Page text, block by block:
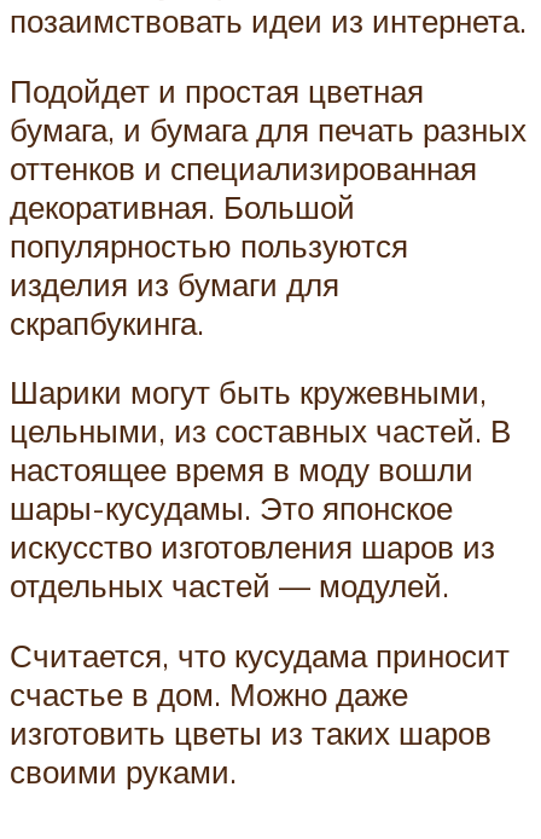
позаимствовать идеи из интернета.
Подойдет и простая цветная
бумага, и бумага для печать разных
оттенков и специализированная
декоративная. Большой
популярностью пользуются
изделия из бумаги для
скрапбукинга.
Шарики могут быть кружевными,
цельными, из составных частей. В
настоящее время в моду вошли
шары-кусудамы. Это японское
искусство изготовления шаров из
отдельных частей — модулей.
Считается, что кусудама приносит
счастье в дом. Можно даже
изготовить цветы из таких шаров
своими руками.